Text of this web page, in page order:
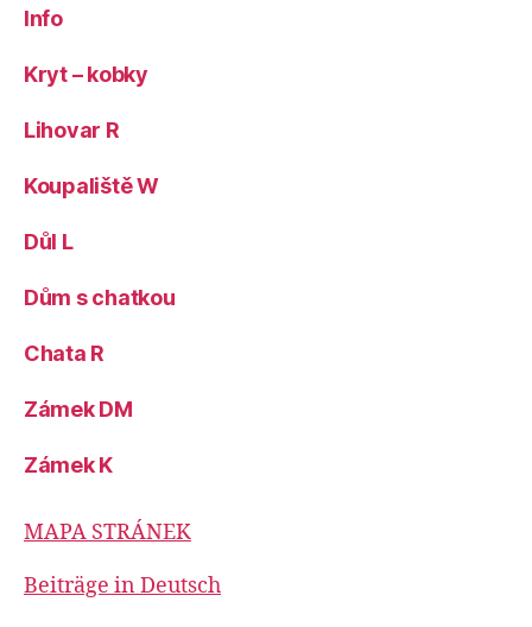
Info
Kryt – kobky
Lihovar R
Koupaliště W
Důl L
Dům s chatkou
Chata R
Zámek DM
Zámek K
MAPA STRÁNEK
Beiträge in Deutsch